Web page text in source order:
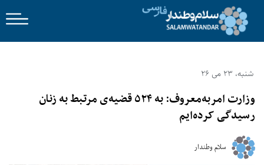
شنبه، 23 می 26
وزارت امربه‌معروف: به ۵۲۴ قضیه‌ی مرتبط به زنان
رسیدگی کرده‌ایم
سلام وطندار